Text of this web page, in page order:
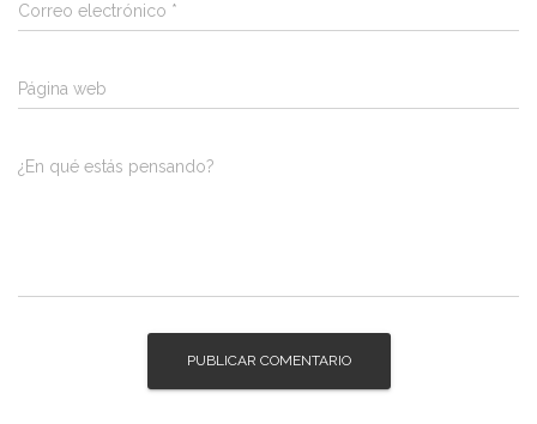
Correo electrónico *
Página web
¿En qué estás pensando?